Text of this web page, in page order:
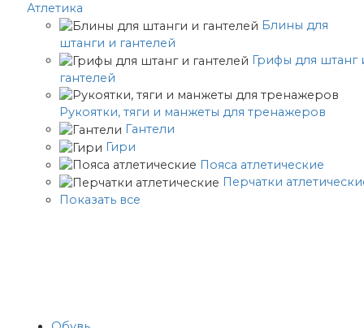
Атлетика
Блины для
штанги и гантелей
Грифы для штанг
гантелей
Рукоятки, тяги и манжеты для тренажеров
Гантели
Гири
Пояса атлетические
Перчатки
Показать все